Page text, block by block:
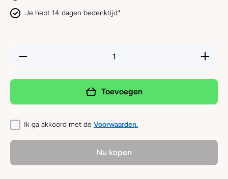
Je hebt 14 dagen bedenktijd*
Hoeveelheid
Verhoog
Toevoegen
Ik ga akkoord met de Voorwaarden.
Nu kopen